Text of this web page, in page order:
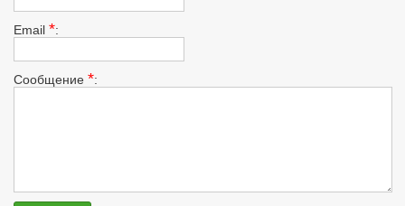
Email *:
Сообщение *: